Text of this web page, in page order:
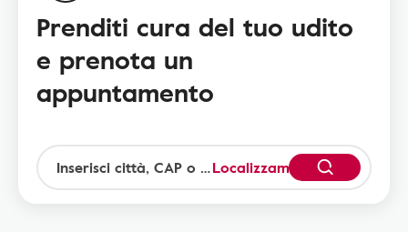
Prenditi cura del tuo udito
e prenota un
appuntamento
Localizzami